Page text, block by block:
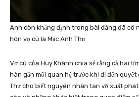
Anh còn khẳng định trong bài đăng đã có
hôn vợ cũ là Mạc Anh Thư
Vợ cũ của Huy Khánh chia sẻ rằng cả hai
hàn gắn mối quan hệ trước khi đi đến quyết
Thư cho biết nguyên nhân tan vỡ xuất